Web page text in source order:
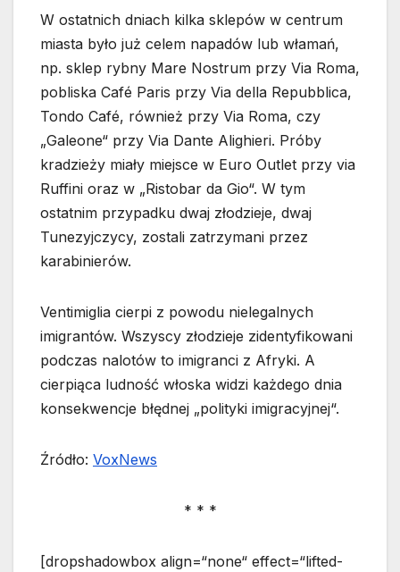
W ostatnich dniach kilka sklepów w centrum
miasta było już celem napadów lub włamań,
np. sklep rybny Mare Nostrum przy Via Roma,
pobliska Café Paris przy Via della Repubblica,
Tondo Café, również przy Via Roma, czy
„Galeone“ przy Via Dante Alighieri. Próby
kradzieży miały miejsce w Euro Outlet przy via
Ruffini oraz w „Ristobar da Gio“. W tym
ostatnim przypadku dwaj złodzieje, dwaj
Tunezyjczycy, zostali zatrzymani przez
karabinierów.
Ventimiglia cierpi z powodu nielegalnych
imigrantów. Wszyscy złodzieje zidentyfikowani
podczas nalotów to imigranci z Afryki. A
cierpiąca ludność włoska widzi każdego dnia
konsekwencje błędnej „polityki imigracyjnej“.
Źródło: VoxNews
* * *
[dropshadowbox align=“none“ effect=“lifted-